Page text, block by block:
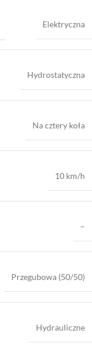
Elektryczna
Hydrostatyczna
Na cztery koła
10 km/h
–
Przegubowa (50/50)
Hydrauliczne